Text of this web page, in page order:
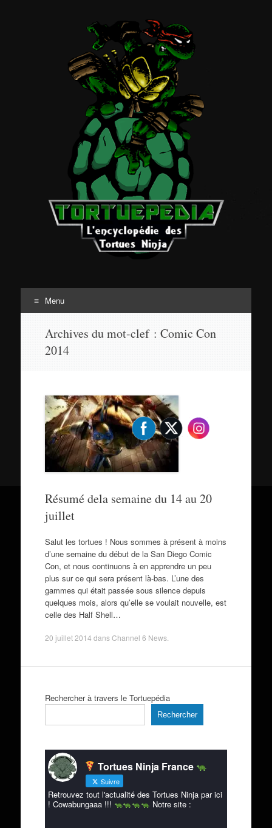
Tortuepédia
Menu
contenu
Archives du mot-clef : Comic Con
2014
Résumé dela semaine du 14 au 20
juillet
Salut les tortues ! Nous sommes à présent à moins
d’une semaine du début de la San Diego Comic
Con, et nous continuons à en apprendre un peu
plus sur ce qui sera présent là-bas. L’une des
gammes qui était passée sous silence depuis
quelques mois, alors qu’elle se voulait nouvelle, est
celle des Half Shell…
20 juillet 2014 dansChannel 6 News.
Rechercher à travers le Tortuepédia
Rechercher
Tortues Ninja France
Suivre
Retrouvez tout l'actualité des Tortues Ninja par ici
! Cowabungaaa !!!
Notre site :